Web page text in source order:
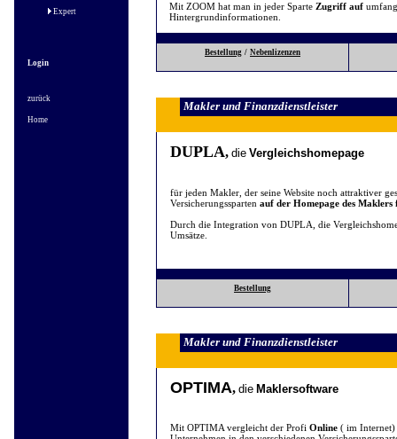
Expert
Login
zurück
Home
Mit ZOOM hat man in jeder Sparte Zugriff auf
Hintergrundinformationen.
Bestellung / Nebenlizenzen
Makler und Finanzdienstleister
DUPLA, die Vergleichshomepage
für jeden Makler, der seine Website noch attraktiver
Versicherungssparten auf der Homepage des
Durch die Integration von DUPLA, die
Umsätze.
Bestellung
Makler und Finanzdienstleister
OPTIMA, die Maklersoftware
Mit OPTIMA vergleicht der Profi Online( im Internet)